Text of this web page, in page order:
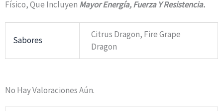
Físico, Que Incluyen Mayor Energía, Fuerza Y Resistencia.
Sabores
Citrus Dragon, Fire Grape
Dragon
No Hay Valoraciones Aún.